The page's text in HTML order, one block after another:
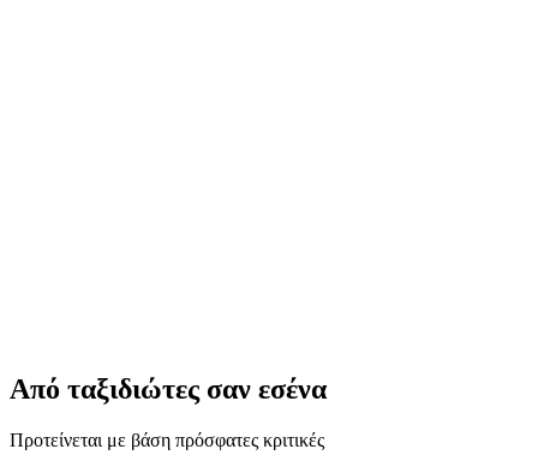
Από ταξιδιώτες σαν εσένα
Προτείνεται με βάση πρόσφατες κριτικές